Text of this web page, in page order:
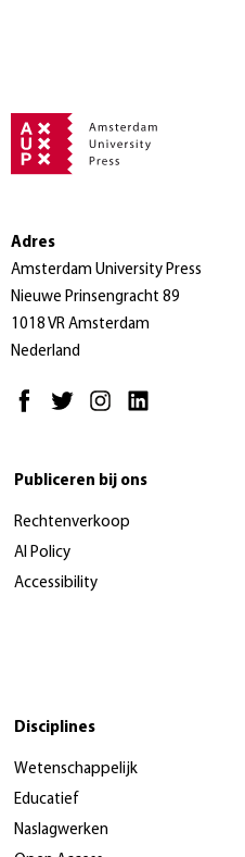
Adres
Amsterdam University Press
Nieuwe Prinsengracht 89
1018 VR Amsterdam
Nederland
Publiceren bij ons
Rechtenverkoop
AI Policy
Accessibility
Disciplines
Wetenschappelijk
Educatief
Naslagwerken